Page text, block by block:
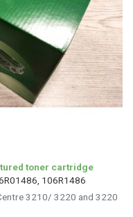
toner cartridge
106R1486
3210/ 3220 and 3220